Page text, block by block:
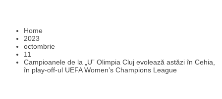
Home
2023
octombrie
11
Campioanele de la „U” Olimpia Cluj evolează astăzi în Cehia,
în play-off-ul UEFA Women’s Champions League